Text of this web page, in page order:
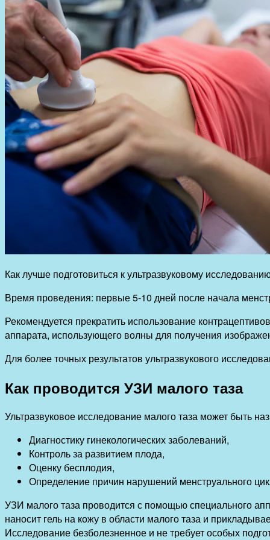
Как лучше подготовиться к ультразвуковому
Время проведения: первые 5-10 дней после начала
Рекомендуется прекратить использование
аппарата, использующего волны для получения
Для более точных результатов ультразвукового
Как проводится УЗИ малого таза
Ультразвуковое исследование малого таза может быть
Диагностику гинекологических заболеваний,
Контроль за развитием плода,
Оценку бесплодия,
Определение причин нарушений менструального
УЗИ малого таза проводится с помощью специального
наносит гель на кожу в области малого таза и
Исследование безболезненное и не требует особых